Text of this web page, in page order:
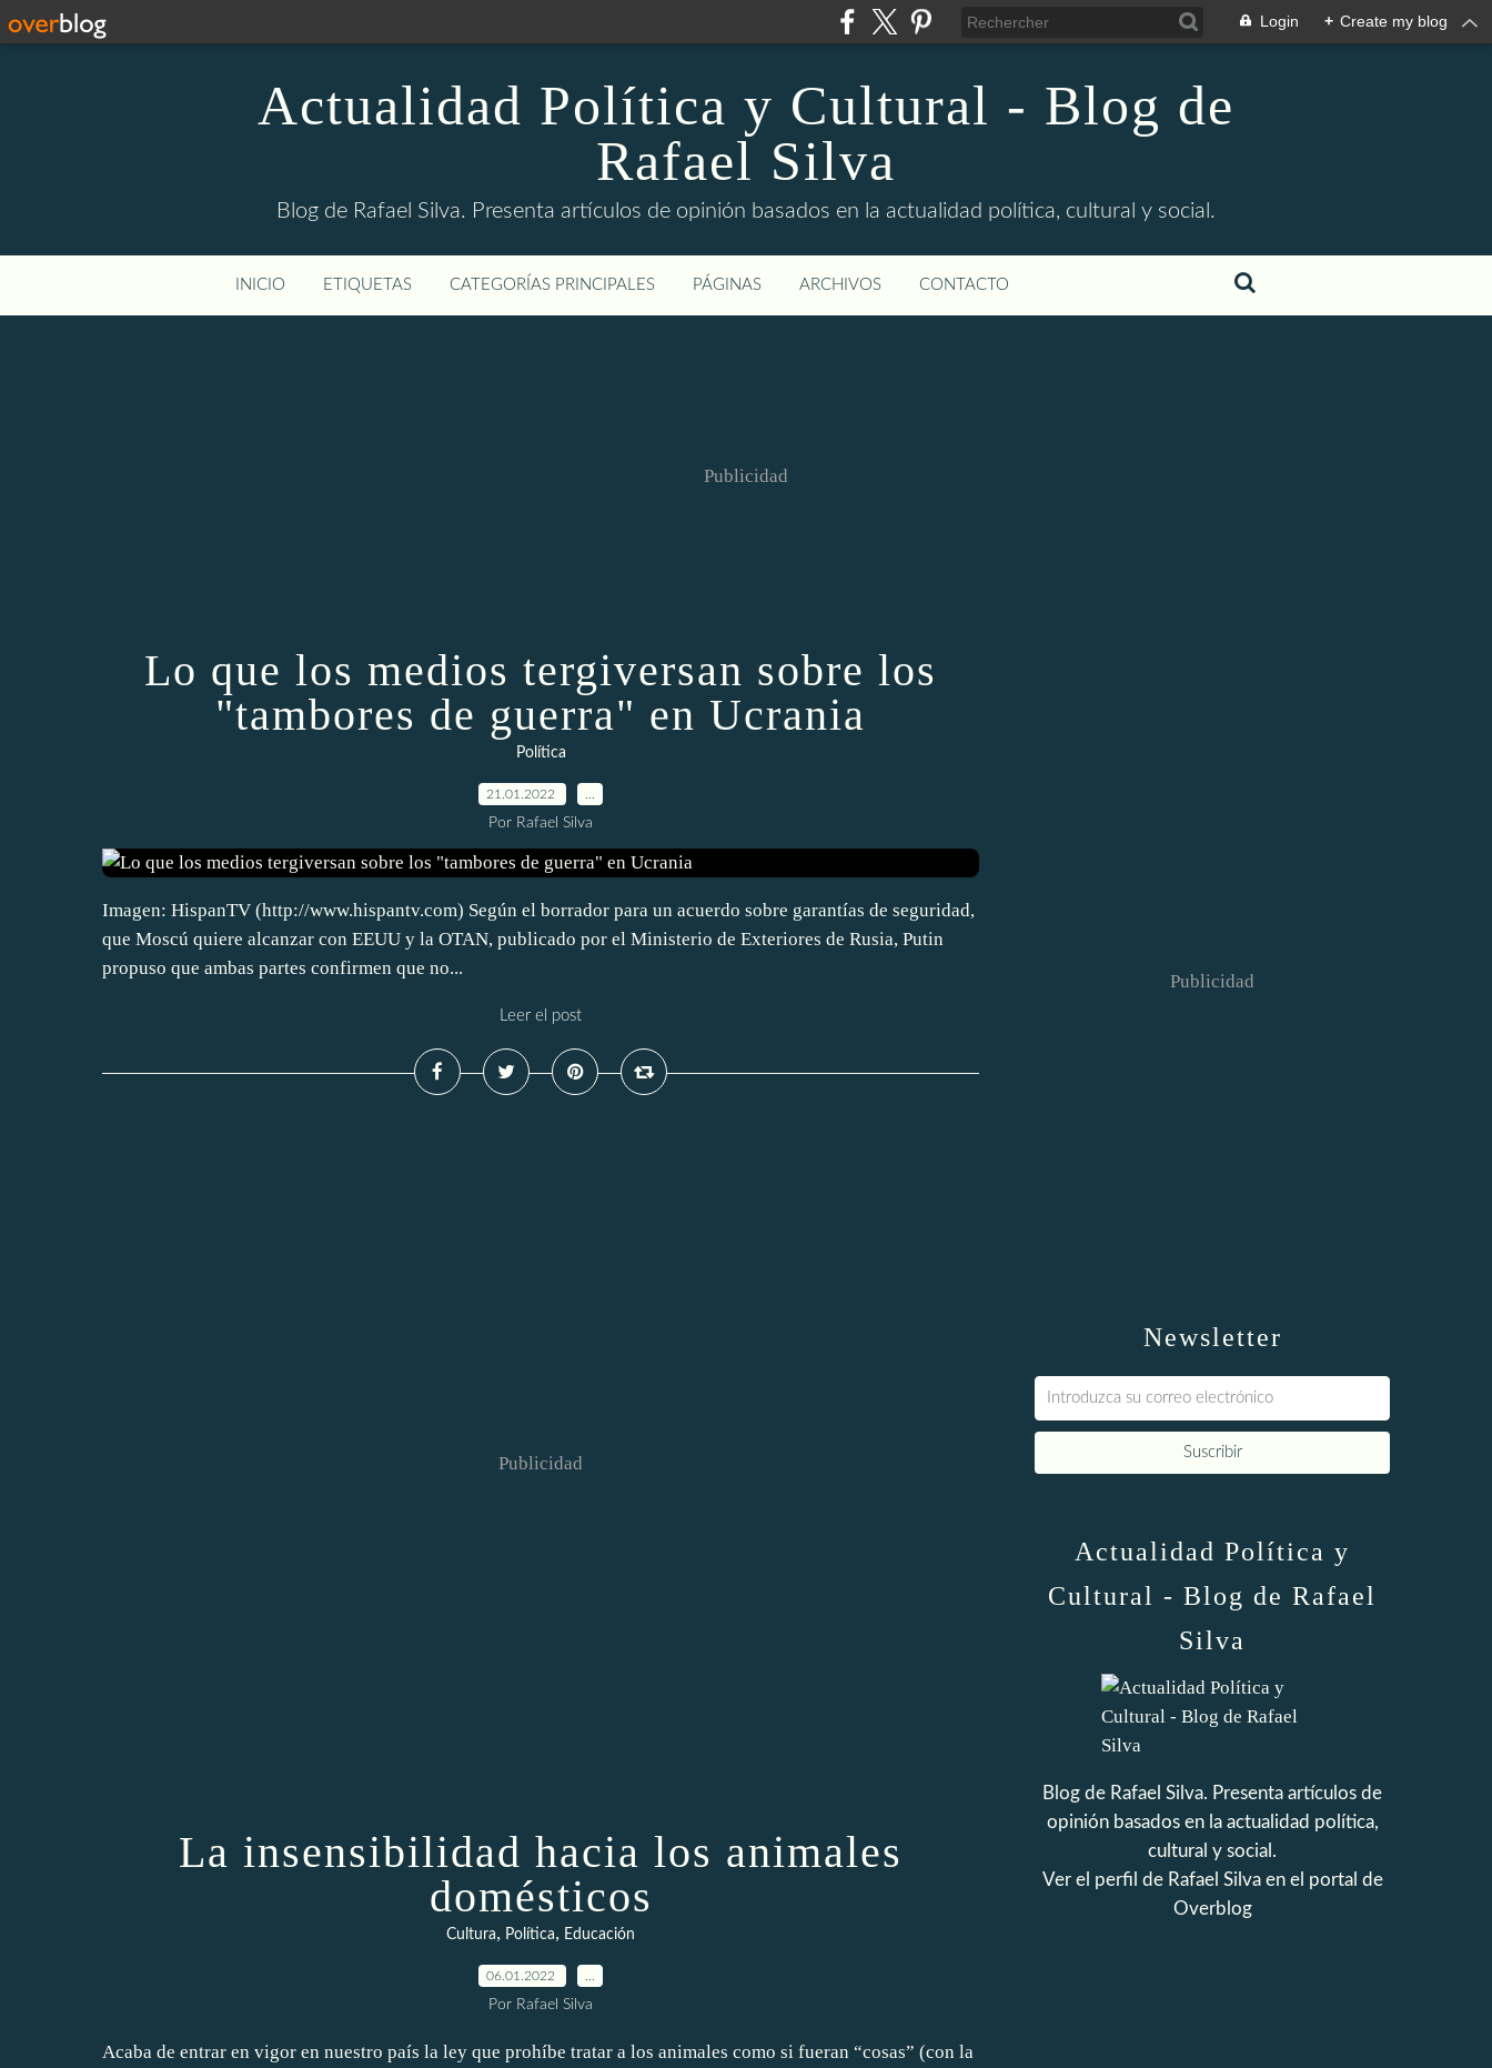
Login + Create my blog
Actualidad Política y Cultural - Blog de
Rafael Silva
Blog de Rafael Silva. Presenta artículos de opinión basados en la actualidad política, cultural y social.
INICIO ETIQUETAS CATEGORÍAS PRINCIPALES PÁGINAS ARCHIVOS CONTACTO
Publicidad
Lo que los medios tergiversan sobre los
"tambores de guerra" en Ucrania
Política
21.01.2022
Por Rafael Silva
Imagen: HispanTV (http://www.hispantv.com) Según el borrador para un acuerdo sobre garantías de seguridad,
que Moscú quiere alcanzar con EEUU y la OTAN, publicado por el Ministerio de Exteriores de Rusia, Putin
propuso que ambas partes confirmen que no...
Leer el post
Publicidad
La insensibilidad hacia los animales
domésticos
Cultura, Política, Educación
06.01.2022
Por Rafael Silva
Acaba de entrar en vigor en nuestro país la ley que prohíbe tratar a los animales como si fueran “cosas” (con la
Newsletter
Publicidad
Actualidad Política y
Cultural - Blog de Rafael
Silva
Blog de Rafael Silva. Presenta artículos de
opinión basados en la actualidad política,
cultural y social.
Ver el perfil de Rafael Silvaen el portal de
Overblog